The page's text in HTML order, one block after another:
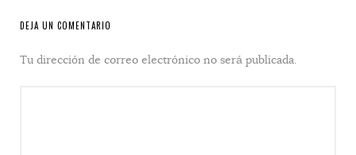
DEJA UN COMENTARIO
Tu dirección de correo electrónico no será publicada.